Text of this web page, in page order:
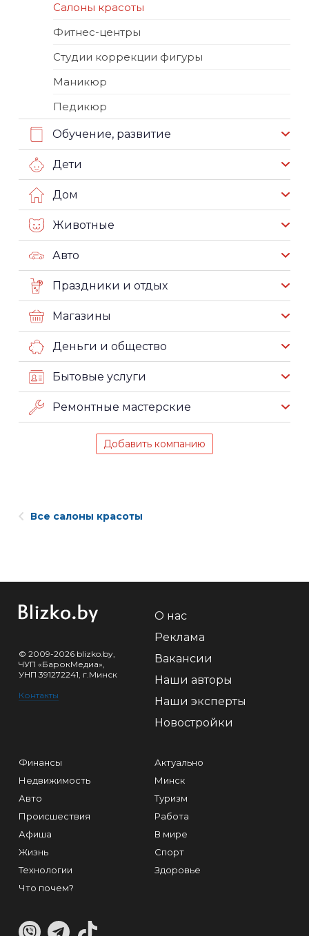
Салоны красоты
Фитнес-центры
Студии коррекции фигуры
Маникюр
Педикюр
Обучение, развитие
Дети
Дом
Животные
Авто
Праздники и отдых
Магазины
Деньги и общество
Бытовые услуги
Ремонтные мастерские
Добавить компанию
Все салоны красоты
© 2009-2026 blizko.by,
ЧУП «БарокМедиа»,
УНП 391272241, г.Минск
Контакты
О нас
Реклама
Вакансии
Наши авторы
Наши эксперты
Новостройки
Финансы
Недвижимость
Авто
Происшествия
Афиша
Жизнь
Технологии
Что почем?
Актуально
Минск
Туризм
Работа
В мире
Спорт
Здоровье